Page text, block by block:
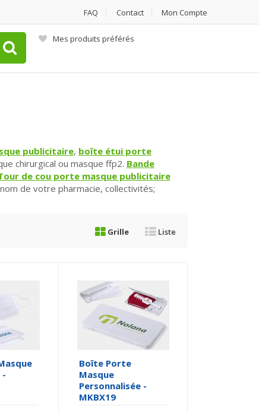
FAQ Contact Mon Compte
Mes produits préférés
publicitaire, boîte étui porte
chirurgical ou masque ffp2. Bande
de cou porte masque publicitaire
de votre pharmacie, collectivités;
Grille Liste
-
Boîte Porte
Masque
Personnalisée -
MKBX19